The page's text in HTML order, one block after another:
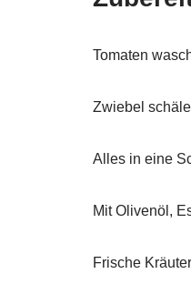
Tomaten
Zwiebel
Alles in eine
Mit Olivenöl,
Frische